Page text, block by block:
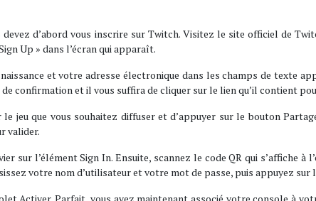
d’abord vous inscrire sur Twitch. Visitez le site officiel de
Up » dans l’écran qui apparaît.
et votre adresse électronique dans les champs de texte
confirmation et il vous suffira de cliquer sur le lien qu’il contient
que vous souhaitez diffuser et d’appuyer sur le bouton
valider.
l’élément Sign In. Ensuite, scannez le code QR qui s’affiche à
votre nom d’utilisateur et votre mot de passe, puis appuyez sur